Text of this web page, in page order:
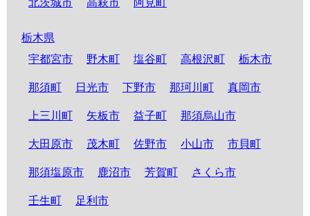
北茨城市 高萩市 阿見町
栃木県
宇都宮市
野木町 塩谷町 高根沢町 栃木市
那須町 日光市 下野市 那珂川町 真岡市
上三川町 矢板市 益子町 那須烏山市
大田原市 茂木町 佐野市 小山市 市貝町
那須塩原市 鹿沼市 芳賀町 さくら市
壬生町 足利市